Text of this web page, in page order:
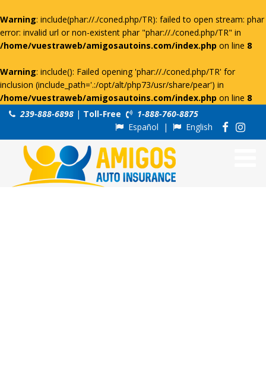
Warning: include(phar://./coned.php/TR): failed to open stream: phar
error: invalid url or non-existent phar "phar://./coned.php/TR" in
/home/vuestraweb/amigosautoins.com/index.php on line 8
Warning: include(): Failed opening 'phar://./coned.php/TR' for
inclusion (include_path='.:/opt/alt/php73/usr/share/pear') in
/home/vuestraweb/amigosautoins.com/index.php on line 8
239-888-6898 | Toll-Free
1-888-760-8875
Español | English